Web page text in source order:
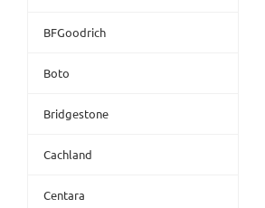
BFGoodrich
Boto
Bridgestone
Cachland
Centara